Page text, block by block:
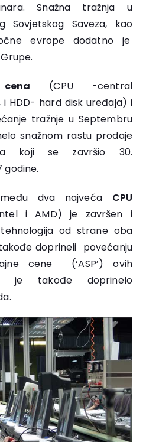
Snažna tražnja u
Sovjetskog Saveza, kao
evrope dodatno je
(CPU -central
i HDD- hard disk uređaja) i
tražnje u Septembru
snažnom rastu prodaje
koji se završio 30.
godine.
dva najveća CPU
i AMD) je završen i
od strane oba
doprineli povećanju
cene (‘ASP’) ovih
je takođe doprinelo